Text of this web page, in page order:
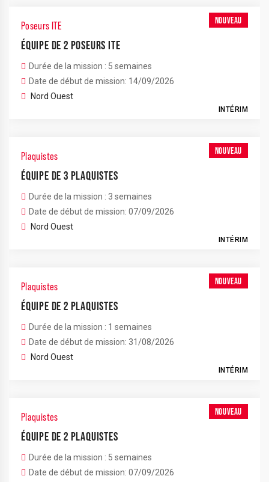
NOUVEAU
Poseurs ITE
ÉQUIPE DE 2 POSEURS ITE
Durée de la mission : 5 semaines
Date de début de mission: 14/09/2026
Nord Ouest
INTÉRIM
NOUVEAU
Plaquistes
ÉQUIPE DE 3 PLAQUISTES
Durée de la mission : 3 semaines
Date de début de mission: 07/09/2026
Nord Ouest
INTÉRIM
NOUVEAU
Plaquistes
ÉQUIPE DE 2 PLAQUISTES
Durée de la mission : 1 semaines
Date de début de mission: 31/08/2026
Nord Ouest
INTÉRIM
NOUVEAU
Plaquistes
ÉQUIPE DE 2 PLAQUISTES
Durée de la mission : 5 semaines
Date de début de mission: 07/09/2026